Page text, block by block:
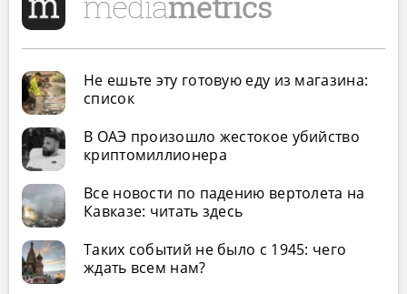
Не ешьте эту готовую еду из магазина:
список
В ОАЭ произошло жестокое убийство
криптомиллионера
Все новости по падению вертолета на
Кавказе: читать здесь
Таких событий не было с 1945: чего
ждать всем нам?